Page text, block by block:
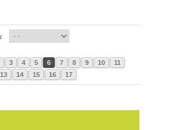
3 4 5 6 7 8 9 10
11
13 14 15 16 17